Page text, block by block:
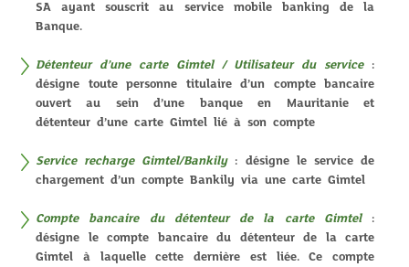
SA ayant souscrit au service mobile banking de la
Banque.
Détenteur d’une carte Gimtel / Utilisateur du service:
désigne toute personne titulaire d’un compte bancaire
ouvert au sein d’une banque en Mauritanie et
détenteur d’une carte Gimtel lié à son compte
Service recharge Gimtel/Bankily: désigne le service de
chargement d’un compte Bankily via une carte Gimtel
Compte bancaire du détenteur de la carte Gimtel:
désigne le compte bancaire du détenteur de la carte
Gimtel à laquelle cette dernière est liée. Ce compte